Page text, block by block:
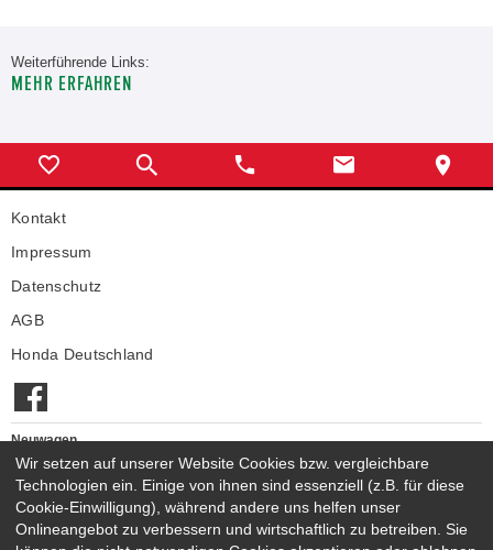
Weiterführende Links:
MEHR ERFAHREN
Kontakt
Impressum
Datenschutz
AGB
Honda Deutschland
Neuwagen
Honda Neuwagen
Gebrauchtwagen
Honda Gebrauchtwagen
Honda Vorführwagen
Wir setzen auf unserer Website Cookies bzw. vergleichbare
Technologien ein. Einige von ihnen sind essenziell (z.B. für diese
Cookie-Einwilligung), während andere uns helfen unser
Onlineangebot zu verbessern und wirtschaftlich zu betreiben. Sie